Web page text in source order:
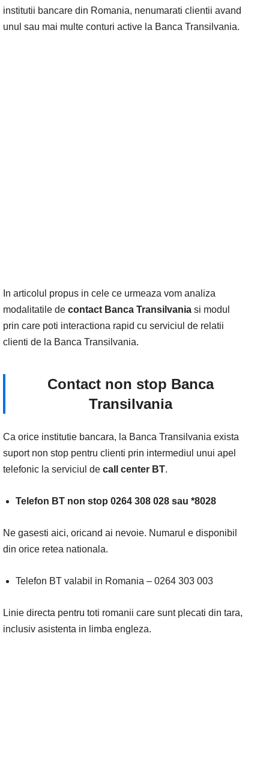
institutii bancare din Romania, nenumarati clientii avand
unul sau mai multe conturi active la Banca Transilvania.
In articolul propus in cele ce urmeaza vom analiza
modalitatile de contact Banca Transilvania si modul
prin care poti interactiona rapid cu serviciul de relatii
clienti de la Banca Transilvania.
Contact non stop Banca
Transilvania
Ca orice institutie bancara, la Banca Transilvania exista
suport non stop pentru clienti prin intermediul unui apel
telefonic la serviciul de call center BT.
Telefon BT non stop 0264 308 028 sau *8028
Ne gasesti aici, oricand ai nevoie. Numarul e disponibil
din orice retea nationala.
Telefon BT valabil in Romania – 0264 303 003
Linie directa pentru toti romanii care sunt plecati din tara,
inclusiv asistenta in limba engleza.